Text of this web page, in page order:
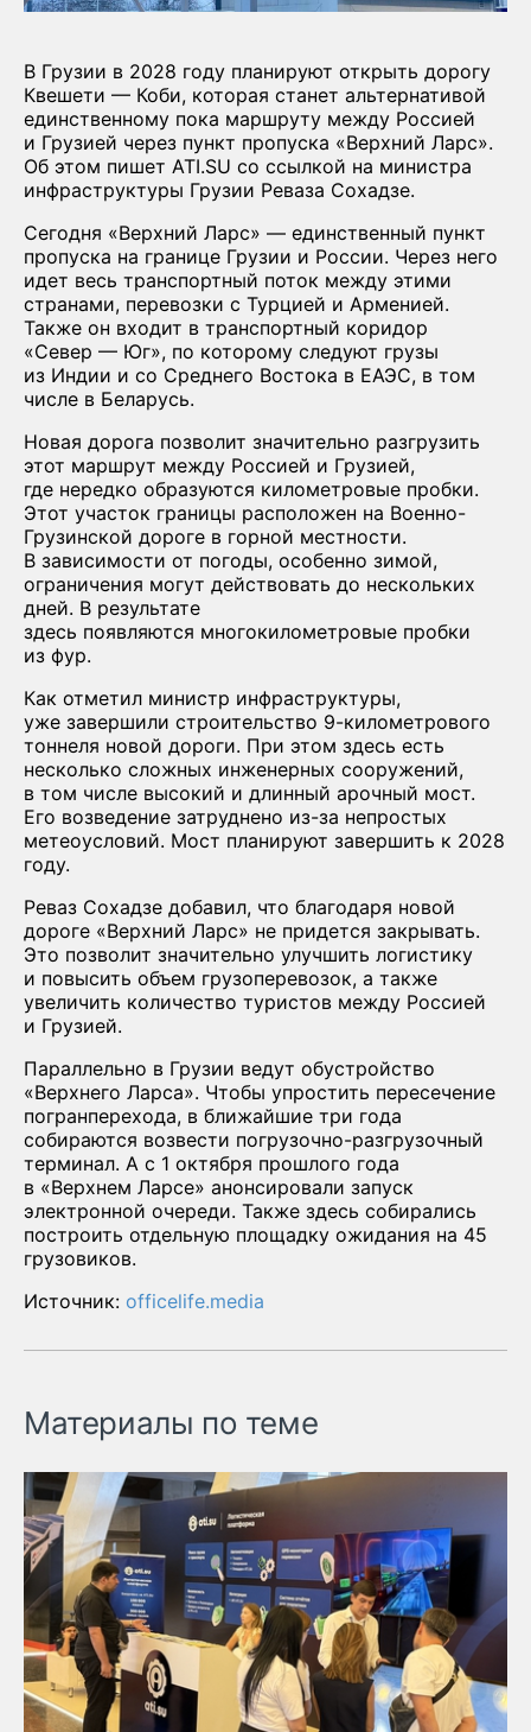
В Грузии в 2028 году планируют открыть дорогу
Квешети — Коби, которая станет альтернативой
единственному пока маршруту между Россией
и Грузией через пункт пропуска «Верхний Ларс».
Об этом пишет ATI.SU со ссылкой на министра
инфраструктуры Грузии Реваза Сохадзе.
Сегодня «Верхний Ларс» — единственный пункт
пропуска на границе Грузии и России. Через него
идет весь транспортный поток между этими
странами, перевозки с Турцией и Арменией.
Также он входит в транспортный коридор
«Север — Юг», по которому следуют грузы
из Индии и со Среднего Востока в ЕАЭС, в том
числе в Беларусь.
Новая дорога позволит значительно разгрузить
этот маршрут между Россией и Грузией,
где нередко образуются километровые пробки.
Этот участок границы расположен на Военно-
Грузинской дороге в горной местности.
В зависимости от погоды, особенно зимой,
ограничения могут действовать до нескольких
дней. В результате
здесь появляются многокилометровые пробки
из фур.
Как отметил министр инфраструктуры,
уже завершили строительство 9-километрового
тоннеля новой дороги. При этом здесь есть
несколько сложных инженерных сооружений,
в том числе высокий и длинный арочный мост.
Его возведение затруднено из-за непростых
метеоусловий. Мост планируют завершить к 2028
году.
Реваз Сохадзе добавил, что благодаря новой
дороге «Верхний Ларс» не придется закрывать.
Это позволит значительно улучшить логистику
и повысить объем грузоперевозок, а также
увеличить количество туристов между Россией
и Грузией.
Параллельно в Грузии ведут обустройство
«Верхнего Ларса». Чтобы упростить пересечение
погранперехода, в ближайшие три года
собираются возвести погрузочно-разгрузочный
терминал. А с 1 октября прошлого года
в «Верхнем Ларсе» анонсировали запуск
электронной очереди. Также здесь собирались
построить отдельную площадку ожидания на 45
грузовиков.
Источник: officelife.media
Материалы по теме